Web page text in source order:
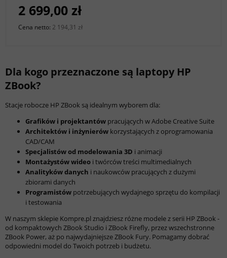
2 699,00 zł
Cena netto: 2 194,31 zł
Dla kogo przeznaczone są laptopy HP
ZBook?
Stacje robocze HP ZBook są idealnym wyborem dla:
Grafików i projektantów pracujących w Adobe Creative Suite
Architektów i inżynierów korzystających z oprogramowania
CAD/CAM
Specjalistów od modelowania 3D i animacji
Montażystów wideo i twórców treści multimedialnych
Analityków danych i naukowców pracujących z dużymi
zbiorami danych
Programistów potrzebujących wydajnego sprzętu do kompilacji
i testowania
W naszym sklepie Kompre.pl znajdziesz różne modele z serii HP ZBook -
od kompaktowych ZBook Studio i ZBook Firefly, przez wszechstronne
ZBook Power, aż po najwydajniejsze ZBook Fury. Pomagamy dobrać
odpowiedni model do Twoich potrzeb i budżetu.